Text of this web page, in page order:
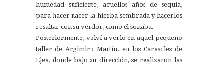
humedad suficiente, aquellos años de sequía,
para hacer nacer la hierba sembrada y hacerlos
resaltar con su verdor, como él soñaba.
Posteriormente, volví a verlo en aquel pequeño
taller de Argimiro Martín, en los Carasoles de
Ejea, donde bajo su dirección, se realizaron las